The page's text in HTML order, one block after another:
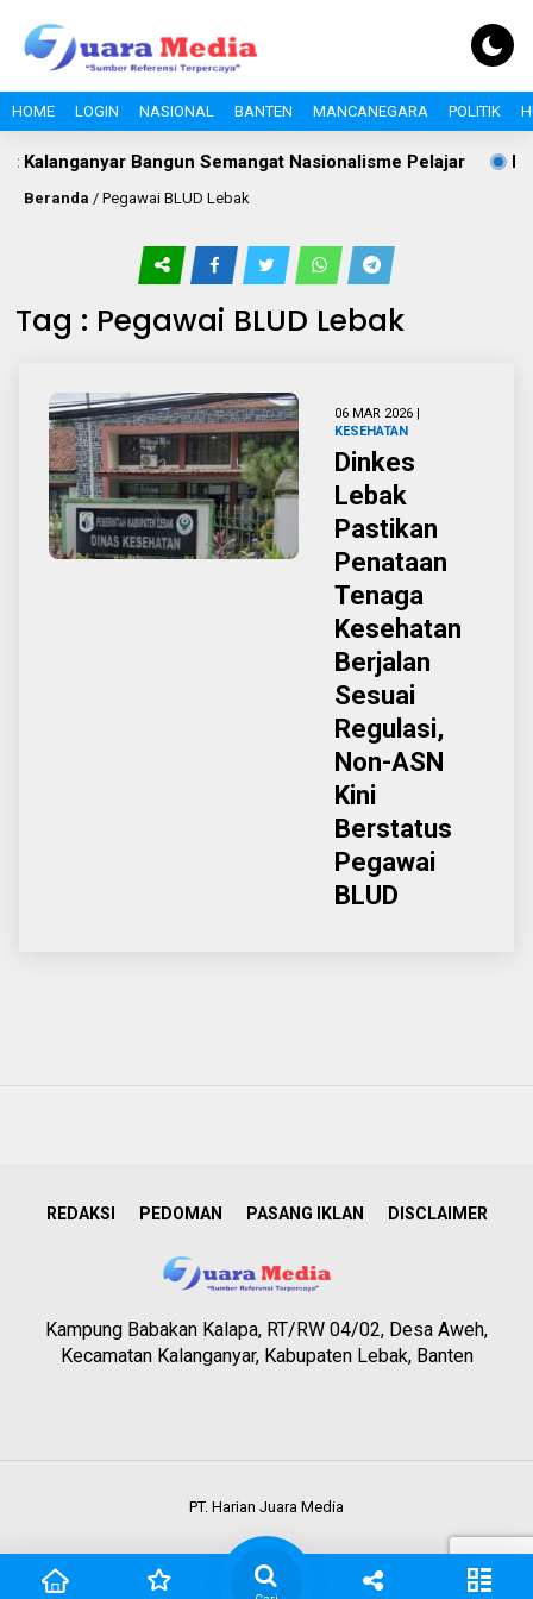
HOME LOGIN NASIONAL BANTEN MANCANEGARA POLITIK
Bangun Semangat Nasionalisme Pelajar
Beranda / Pegawai BLUD Lebak
Tag : Pegawai BLUD Lebak
06 MAR 2026 |
KESEHATAN
Dinkes
Lebak
Pastikan
Penataan
Tenaga
Kesehatan
Berjalan
Sesuai
Regulasi,
Non-ASN
Kini
Berstatus
Pegawai
BLUD
REDAKSI PEDOMAN PASANG IKLAN DISCLAIMER
Kampung Babakan Kalapa, RT/RW 04/02, Desa Aweh,
Kecamatan Kalanganyar, Kabupaten Lebak, Banten
PT. Harian Juara Media